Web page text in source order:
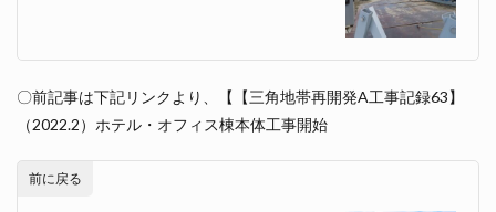
〇前記事は下記リンクより、【【三角地帯再開発A工事記録63】
（2022.2）ホテル・オフィス棟本体工事開始
前に戻る